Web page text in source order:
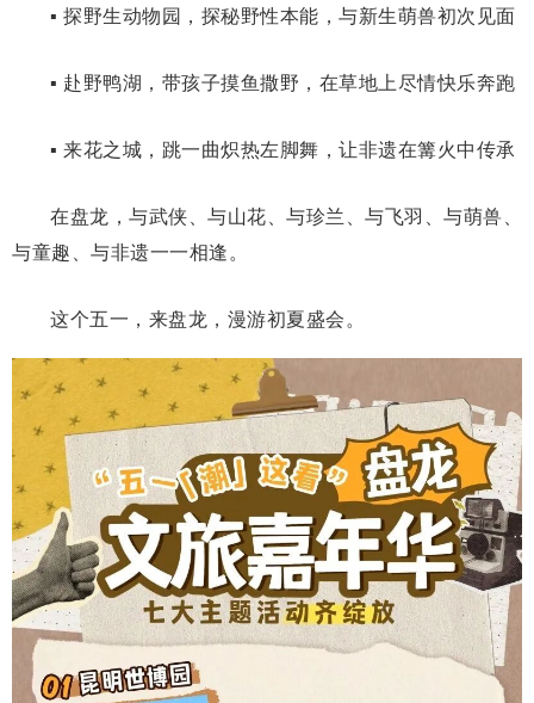
▪ 探野生动物园，探秘野性本能，与新生萌兽初次见面
▪ 赴野鸭湖，带孩子摸鱼撒野，在草地上尽情快乐奔跑
▪ 来花之城，跳一曲炽热左脚舞，让非遗在篝火中传承
在盘龙，与武侠、与山花、与珍兰、与飞羽、与萌兽、
与童趣、与非遗一一相逢。
这个五一，来盘龙，漫游初夏盛会。